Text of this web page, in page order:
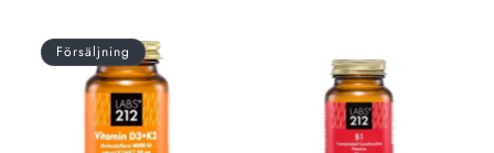
Försäljning